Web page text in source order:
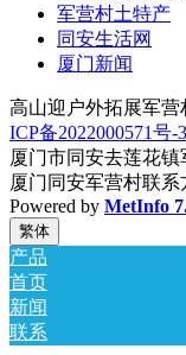
军营村土特产
同安生活网
厦门新闻
高山迎户外拓展军营
ICP备2022000571号-3
厦门市同安去莲花
厦门同安军营村联系
Powered by MetInfo
繁体
产品
首页
新闻
联系